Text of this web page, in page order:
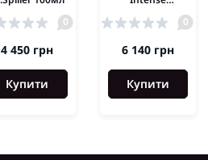
0
4 450 грн
Купити
Cream Dr.Spiller0
6 140 грн
Купити